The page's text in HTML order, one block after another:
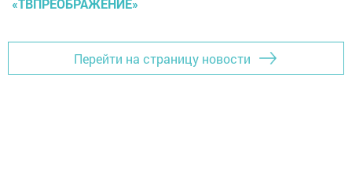
«ТВПРЕОБРАЖЕНИЕ»
Перейти на страницу новости